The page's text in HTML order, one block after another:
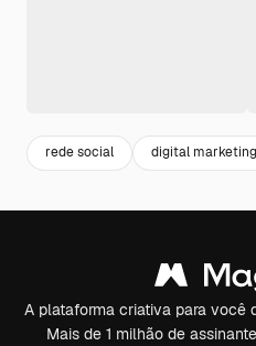
rede social digital marketing
A plataforma criativa para você
Mais de 1 milhão de